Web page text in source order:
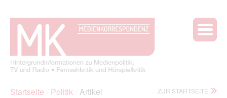
Startseite Politik Artikel ZUR STARTSEITE